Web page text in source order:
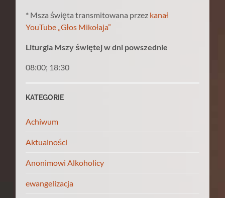
* Msza święta transmitowana przez kanał
YouTube „Głos Mikołaja”
Liturgia Mszy świętej w dni powszednie
08:00; 18:30
KATEGORIE
Achiwum
Aktualności
Anonimowi Alkoholicy
ewangelizacja